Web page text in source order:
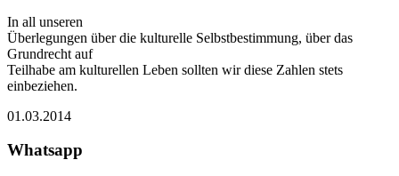
In all unseren
Überlegungen über die kulturelle Selbstbestimmung, über das
Grundrecht auf
Teilhabe am kulturellen Leben sollten wir diese Zahlen stets
einbeziehen.
01.03.2014
Whatsapp